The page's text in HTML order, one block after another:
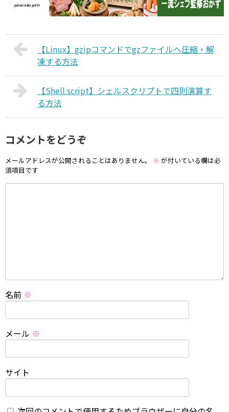
【Linux】gzipコマンドでgzファイルへ圧縮・解
凍する方法
【Shell script】シェルスクリプトで四則演算す
る方法
コメントをどうぞ
メールアドレスが公開されることはありません。 ※ が付いている欄は必
須項目です
名前 ※
メール ※
サイト